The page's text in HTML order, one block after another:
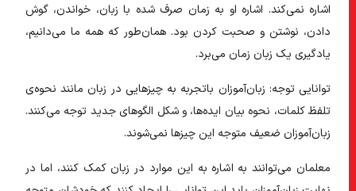
اشاره نمی‌کند. اشاره او به زمان صرف شده با زبان، خواندن، گوش
دادن، نوشتن و صحبت کردن بود. همان‌طور که همه ما می‌دانیم،
یادگیری یک زبان زمان می‌برد.
توانایی توجه:زبان‌آموزان باتجربه به چیزهایی در زبان مانند نحوه‌ی
تلفظ کلمات، نحوه بیان ایده‌ها، و شکل الگوهای جدید توجه می‌کنند.
زبان‌آموزان ضعیف متوجه این چیزها نمی‌شوند.
معلمان می‌توانند به اشاره به این موارد در زبان کمک کنند، اما در